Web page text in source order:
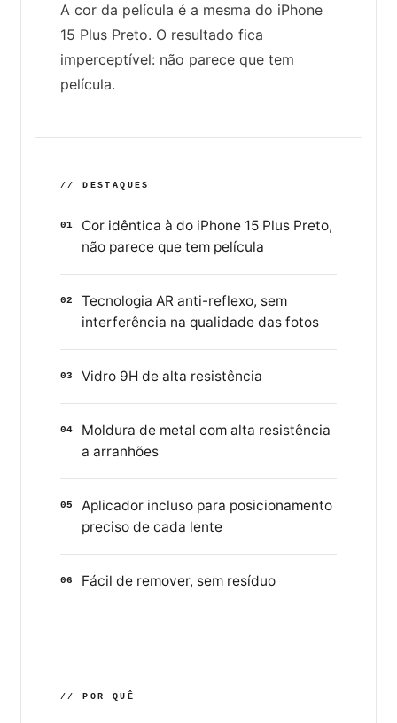
A cor da película é a mesma do iPhone
15 Plus Preto. O resultado fica
imperceptível: não parece que tem
película.
// DESTAQUES
01
Cor idêntica à do iPhone 15 Plus Preto,
não parece que tem película
02
Tecnologia AR anti-reflexo, sem
interferência na qualidade das fotos
03 Vidro 9H de alta resistência
04
Moldura de metal com alta resistência
a arranhões
05
Aplicador incluso para posicionamento
preciso de cada lente
06 Fácil de remover, sem resíduo
// POR QUÊ